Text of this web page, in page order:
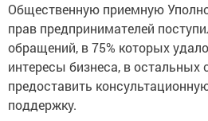
Общественную приемную
прав предпринимателей
обращений, в 75% которых
интересы бизнеса, в остальных
предоставить
поддержку.